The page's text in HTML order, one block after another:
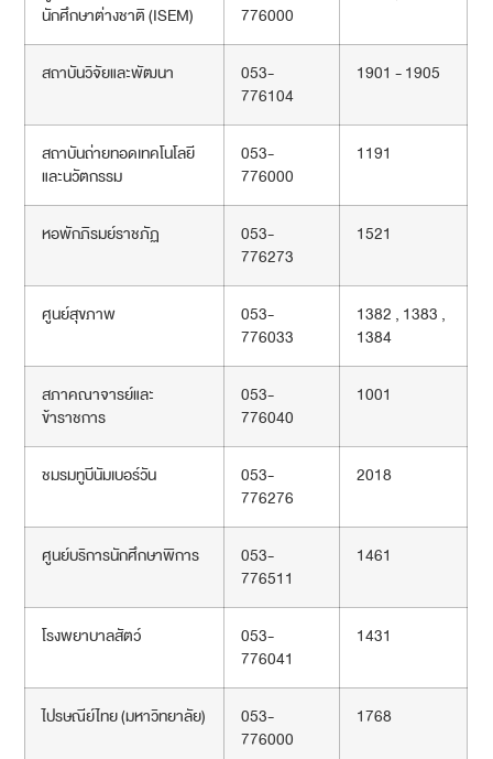
นักศึกษาต่างชาติ (ISEM)
776000
สถาบันวิจัยและพัฒนา
053-
776104
1901 - 1905
สถาบันถ่ายทอดเทคโนโลยี
และนวัตกรรม
053-
776000
1191
หอพักภิรมย์ราชภัฏ
053-
776273
1521
ศูนย์สุขภาพ
053-
776033
1382 , 1383 ,
1384
สภาคณาจารย์และ
ข้าราชการ
053-
776040
1001
ชมรมทูบีนัมเบอร์วัน
053-
776276
2018
ศูนย์บริการนักศึกษาพิการ
053-
776511
1461
โรงพยาบาลสัตว์
053-
776041
1431
ไปรษณีย์ไทย (มหาวิทยาลัย)
053-
776000
1768